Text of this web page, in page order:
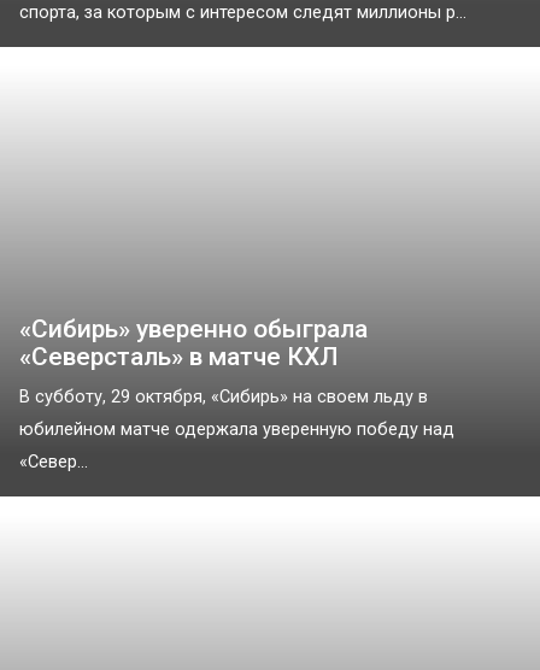
спорта, за которым с интересом следят миллионы р...
«Сибирь» уверенно обыграла
«Северсталь» в матче КХЛ
В субботу, 29 октября, «Сибирь» на своем льду в
юбилейном матче одержала уверенную победу над
«Север...